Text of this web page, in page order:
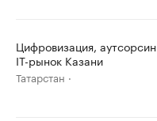
Цифровизация,
IT-рынок Казани
Татарстан